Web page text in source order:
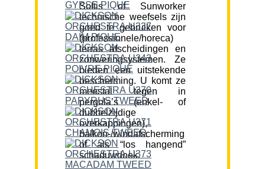
Soltis of Sunworker
technische weefsels zijn
goed te gebruiken voor
(professionele/horeca)
terras afscheidingen en
zonweringsystemen. Ze
bieden een uitstekende
bescherming. U komt ze
meestal tegen in
pergola’s (enkel- of
dubbelzijdige
overkappingen),
balkon-/windafscherming
of als “los hangend”
schaduwdoek.